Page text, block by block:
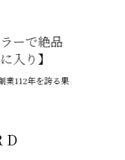
ーで絶品
入り】
業112年を誇る果